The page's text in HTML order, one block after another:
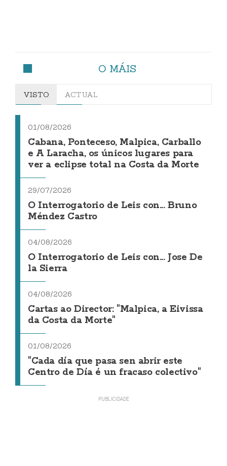
O MÁIS
VISTO ACTUAL
01/08/2026
Cabana, Ponteceso, Malpica, Carballo
e A Laracha, os únicos lugares para
ver a eclipse total na Costa da Morte
29/07/2026
O Interrogatorio de Leis con... Bruno
Méndez Castro
04/08/2026
O Interrogatorio de Leis con... Jose De
la Sierra
04/08/2026
Cartas ao Director: "Malpica, a Eivissa
da Costa da Morte"
01/08/2026
"Cada día que pasa sen abrir este
Centro de Día é un fracaso colectivo"